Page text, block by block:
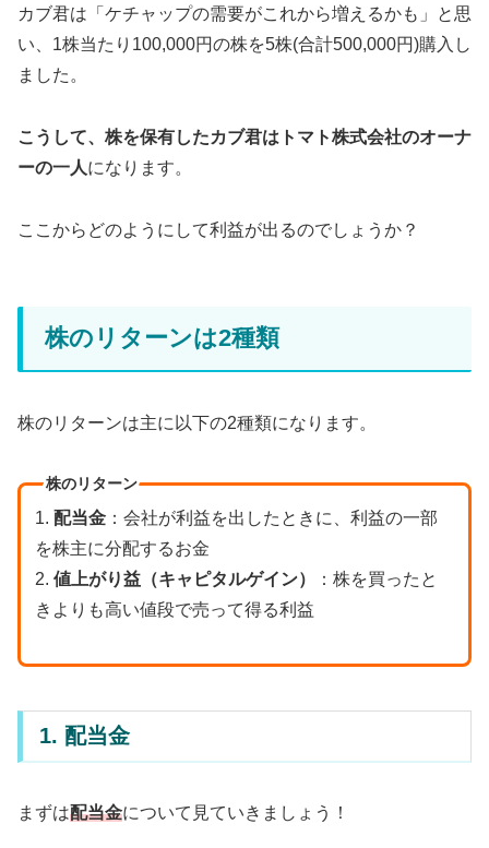
カブ君は「ケチャップの需要がこれから増えるかも」と思
い、1株当たり100,000円の株を5株(合計500,000円)購入し
ました。
こうして、株を保有したカブ君はトマト株式会社のオーナ
ーの一人になります。
ここからどのようにして利益が出るのでしょうか？
株のリターンは2種類
株のリターンは主に以下の2種類になります。
株のリターン
1. 配当金：会社が利益を出したときに、利益の一部
を株主に分配するお金
2. 値上がり益（キャピタルゲイン）
：株を買ったと
きよりも高い値段で売って得る利益
1. 配当金
まずは配当金について見ていきましょう！